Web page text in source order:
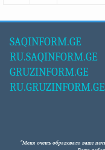
SAQINFORM.GE
RU.SAQINFORM.GE
GRUZINFORM.GE
RU.GRUZINFORM.GE